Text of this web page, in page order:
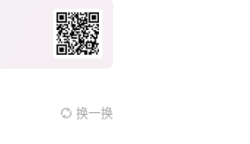
换一换